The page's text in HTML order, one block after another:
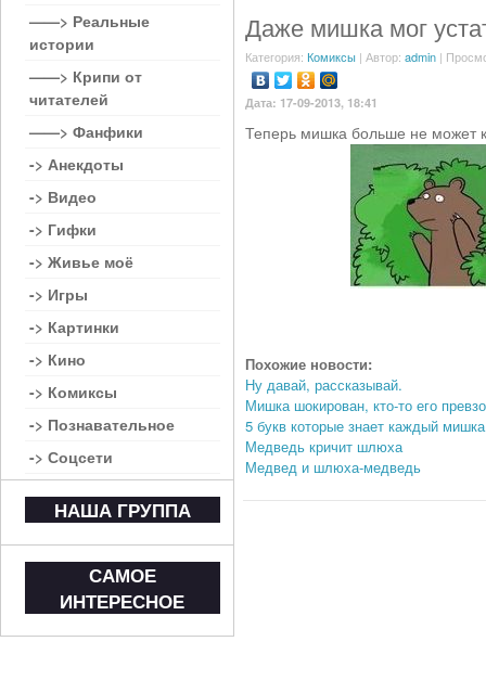
Даже мишка мог
Категория: Комиксы | Автор: admin |
Дата: 17-09-2013, 18:41
Теперь мишка больше не может
Похожие новости:
Ну давай, рассказывай.
Мишка шокирован, кто-то его
5 букв которые знает каждый мишка
Медведь кричит шлюха
Медвед и шлюха-медведь
——> Реальные
истории
——> Крипи от
читателей
——> Фанфики
-> Анекдоты
-> Видео
-> Гифки
-> Живье моё
-> Игры
-> Картинки
-> Кино
-> Комиксы
-> Познавательное
-> Соцсети
НАША ГРУППА
САМОЕ
ИНТЕРЕСНОЕ